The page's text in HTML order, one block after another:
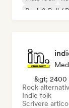
Rock & Roll /
&gt; 2400
Rock
Indie folk
Scrivere